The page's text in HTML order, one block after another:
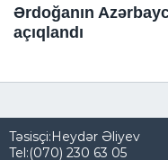
Ərdoğanın
açıqlandı
Təsisçi:Heydər Əliyev
Tel:(070) 230 63 05